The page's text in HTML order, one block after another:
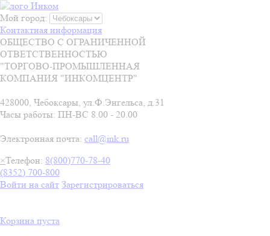
Мой город:
Контактная информация
ОБЩЕСТВО С ОГРАНИЧЕННОЙ
ОТВЕТСТВЕННОСТЬЮ
"ТОРГОВО-ПРОМЫШЛЕННАЯ
КОМПАНИЯ "ИНКОМЦЕНТР"
428000, Чебоксары, ул.Ф.Энгельса, д.31
Часы работы: ПН-ВС 8.00 - 20.00
Электронная почта: call@ink.ru
×Телефон: 8(800)770-78-40
(8352) 700-800
Войти на сайт Зарегистрироваться
Корзина пуста